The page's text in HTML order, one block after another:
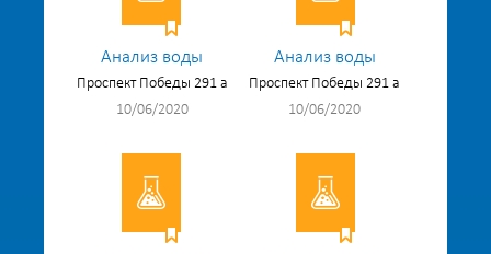
Анализ воды
Проспект Победы 291 а
10/06/2020
Анализ воды
Проспект Победы 291 а
10/06/2020